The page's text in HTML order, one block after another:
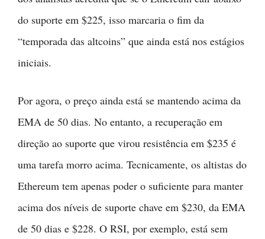
do suporte em $225, isso marcaria o fim da
“temporada das altcoins” que ainda está nos estágios
iniciais.
Por agora, o preço ainda está se mantendo acima da
EMA de 50 dias. No entanto, a recuperação em
direção ao suporte que virou resistência em $235 é
uma tarefa morro acima. Tecnicamente, os altistas do
Ethereum tem apenas poder o suficiente para manter
acima dos níveis de suporte chave em $230, da EMA
de 50 dias e $228. O RSI, por exemplo, está sem